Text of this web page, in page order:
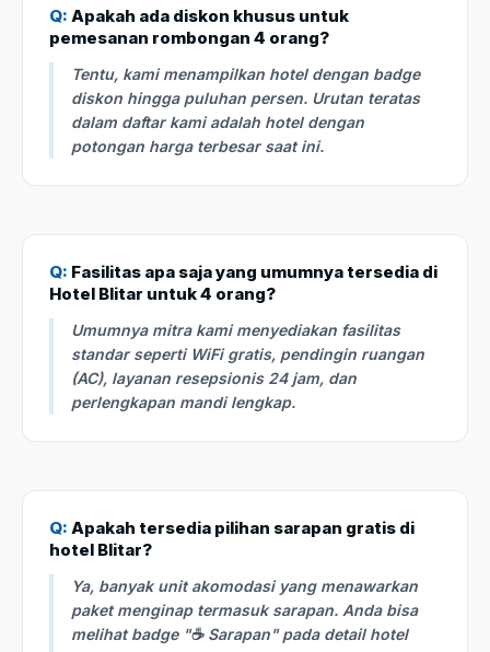
Q: Apakah ada diskon khusus untuk
pemesanan rombongan 4 orang?
Tentu, kami menampilkan hotel dengan badge
diskon hingga puluhan persen. Urutan teratas
dalam daftar kami adalah hotel dengan
potongan harga terbesar saat ini.
Q: Fasilitas apa saja yang umumnya tersedia di
Hotel Blitar untuk 4 orang?
Umumnya mitra kami menyediakan fasilitas
standar seperti WiFi gratis, pendingin ruangan
(AC), layanan resepsionis 24 jam, dan
perlengkapan mandi lengkap.
Q: Apakah tersedia pilihan sarapan gratis di
hotel Blitar?
Ya, banyak unit akomodasi yang menawarkan
paket menginap termasuk sarapan. Anda bisa
melihat badge "☕ Sarapan" pada detail hotel